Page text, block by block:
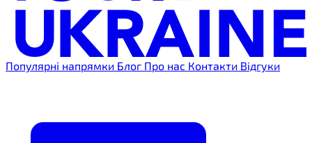
Популярні напрямки Блог Про нас Контакти Відгуки